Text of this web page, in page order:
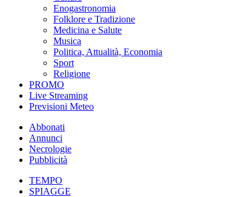
Enogastronomia
Folklore e Tradizione
Medicina e Salute
Musica
Politica, Attualità, Economia
Sport
Religione
PROMO
Live Streaming
Previsioni Meteo
Abbonati
Annunci
Necrologie
Pubblicità
TEMPO
SPIAGGE